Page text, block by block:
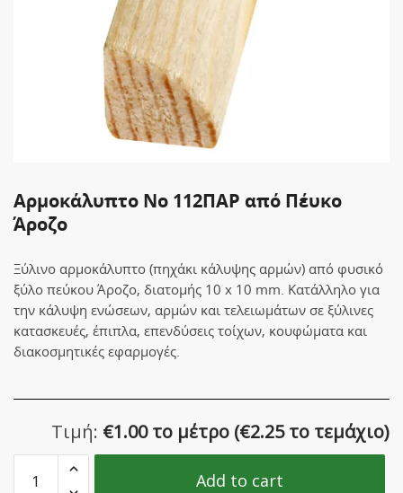
Αρμοκάλυπτο Νο 112ΠΑΡ από Πέυκο
Άροζο
Ξύλινο αρμοκάλυπτο (πηχάκι κάλυψης αρμών) από φυσικό
ξύλο πεύκου Άροζο, διατομής 10 x 10 mm. Κατάλληλο για
την κάλυψη ενώσεων, αρμών και τελειωμάτων σε ξύλινες
κατασκευές, έπιπλα, επενδύσεις τοίχων, κουφώματα και
διακοσμητικές εφαρμογές.
Τιμή: €1.00 το μέτρο (€2.25 το τεμάχιο)
Αρμοκάλυπτο
Add to cart